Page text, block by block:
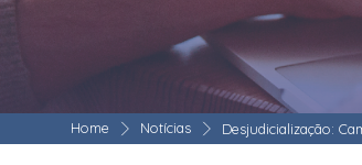
Home Notícias Desjudicialização: